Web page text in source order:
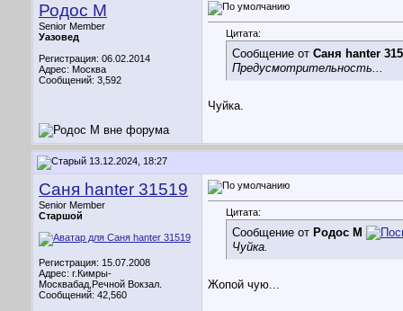
Родос М
Senior Member
Уазовед
Регистрация: 06.02.2014
Адрес: Москва
Сообщений: 3,592
Цитата:
Сообщение от Саня hanter
Предусмотрительность...
Чуйка.
13.12.2024, 18:27
Саня hanter 31519
Senior Member
Старшой
Регистрация: 15.07.2008
Адрес: г.Кимры-
Москвабад,Речной Вокзал.
Сообщений: 42,560
Цитата:
Сообщение от Родос М
Чуйка.
Жопой чую...